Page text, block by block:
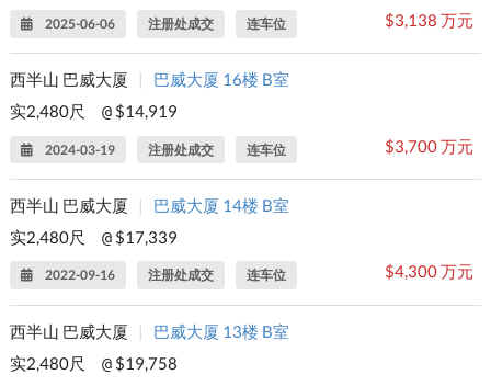
2025-06-06 注册处成交 连车位 $3,138 万元
西半山 巴威大厦 |
巴威大厦 16楼 B室
实2,480尺
@ $14,919
2024-03-19 注册处成交 连车位 $3,700 万元
西半山 巴威大厦 |
巴威大厦 14楼 B室
实2,480尺
@ $17,339
2022-09-16 注册处成交 连车位 $4,300 万元
西半山 巴威大厦 |
巴威大厦 13楼 B室
实2,480尺
@ $19,758